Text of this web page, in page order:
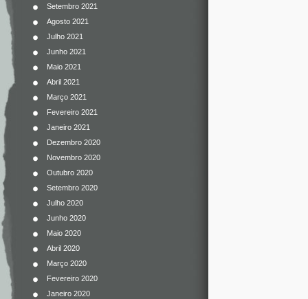
Setembro 2021
Agosto 2021
Julho 2021
Junho 2021
Maio 2021
Abril 2021
Março 2021
Fevereiro 2021
Janeiro 2021
Dezembro 2020
Novembro 2020
Outubro 2020
Setembro 2020
Julho 2020
Junho 2020
Maio 2020
Abril 2020
Março 2020
Fevereiro 2020
Janeiro 2020